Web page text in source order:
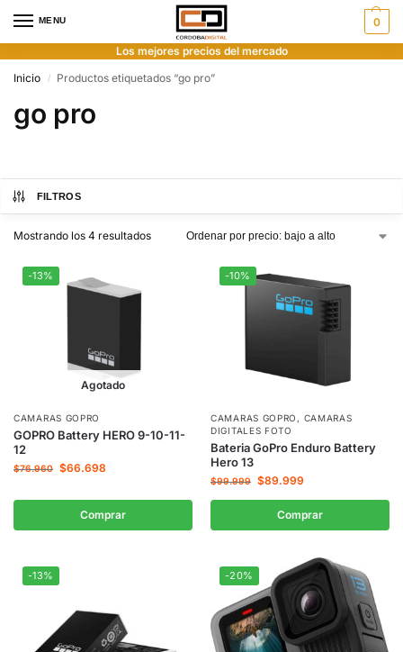
MENU 0
Los mejores precios del mercado
Inicio
/ Productos etiquetados “go pro”
go pro
FILTROS
Mostrando los 4 resultados
-13%
Agotado
CAMARAS GOPRO
GOPRO Battery HERO 9-10-11-
12
$76.960 $66.698
Comprar
-10%
CAMARAS GOPRO , CAMARAS
DIGITALES FOTO
Bateria GoPro Enduro Battery
Hero 13
$99.999 $89.999
Comprar
-13% -20%